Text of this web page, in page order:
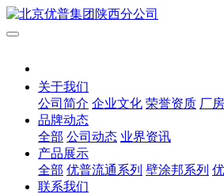
关于我们
公司简介 企业文化 荣誉资质 厂
品牌动态
全部 公司动态 业界资讯
产品展示
全部 优普流通系列 壁涂邦系列
联系我们